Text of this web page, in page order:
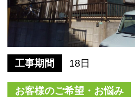
工事期間 18日
お客様のご希望・お悩み